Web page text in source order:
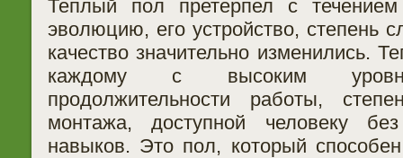
Теплый пол претерпел с
эволюцию, его устройство, степень
качество значительно изменились.
каждому с высоким
продолжительности работы,
монтажа, доступной человеку
навыков. Это пол, который